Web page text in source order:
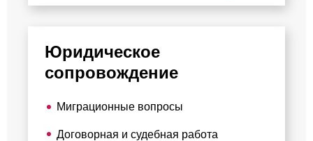
Юридическое
сопровождение
Миграционные вопросы
Договорная и судебная работа